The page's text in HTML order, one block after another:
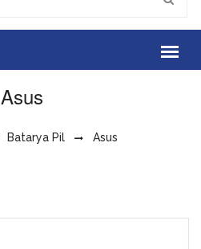
Asus
Batarya Pil Asus